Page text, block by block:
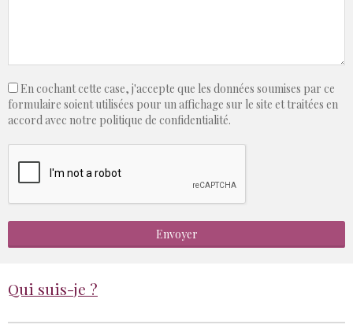
En cochant cette case, j'accepte que les données soumises par ce
formulaire soient utilisées pour un affichage sur le site et traitées en
accord avec notre politique de confidentialité.
Envoyer
Qui suis-je ?